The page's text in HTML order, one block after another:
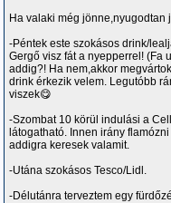
Ha valaki még jönne,nyugodtan
-Péntek este szokásos drink/
Gergő visz fát a nyepperrel! (Fa
addig?! Ha nem,akkor
drink érkezik velem. Legutóbb
viszek😋
-Szombat 10 körül indulási a
látogatható. Innen irány
addigra keresek valamit.
-Utána szokásos Tesco/Lidl.
-Délutánra terveztem egy